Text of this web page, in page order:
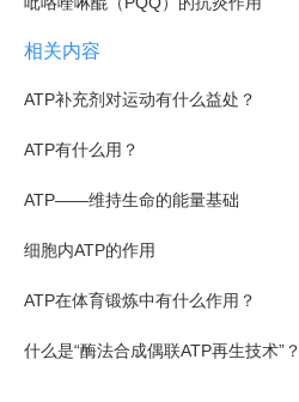
相关内容
ATP补充剂对运动有什么益处？
ATP有什么用？
ATP——维持生命的能量基础
细胞内ATP的作用
ATP在体育锻炼中有什么作用？
什么是“酶法合成偶联ATP再生技术”？